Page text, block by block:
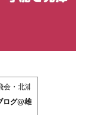
・北浦和
ログ@雄